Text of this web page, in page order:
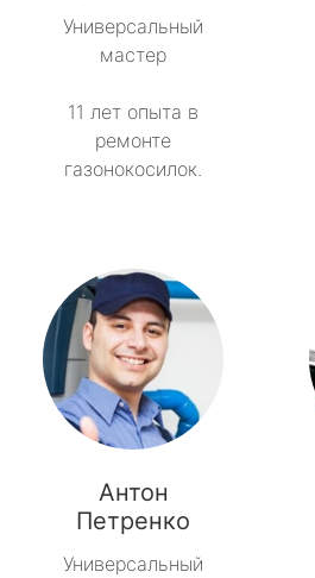
Универсальный
мастер
11 лет опыта в
ремонте
газонокосилок.
Антон
Петренко
Универсальный